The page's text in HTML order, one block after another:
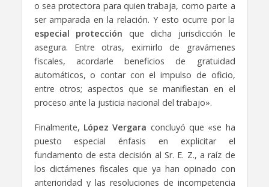
o sea protectora para quien trabaja, como parte a
ser amparada en la relación. Y esto ocurre por la
especial protección que dicha jurisdicción le
asegura. Entre otras, eximirlo de gravámenes
fiscales, acordarle beneficios de gratuidad
automáticos, o contar con el impulso de oficio,
entre otros; aspectos que se manifiestan en el
proceso ante la justicia nacional del trabajo».
Finalmente, López Vergara concluyó que «se ha
puesto especial énfasis en explicitar el
fundamento de esta decisión al Sr. E. Z., a raíz de
los dictámenes fiscales que ya han opinado con
anterioridad y las resoluciones de incompetencia